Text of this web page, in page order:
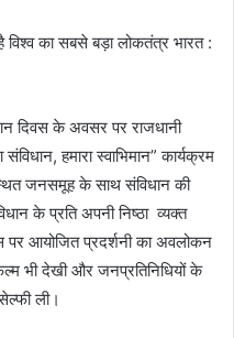
दिवस के अवसर पर राजधानी
हमारा स्वाभिमान” कार्यक्रम
जनसमूह के साथ संविधान की
के प्रति अपनी निष्ठा व्यक्त
पर आयोजित प्रदर्शनी का अवलोकन
भी देखी और जनप्रतिनिधियों के
ली।